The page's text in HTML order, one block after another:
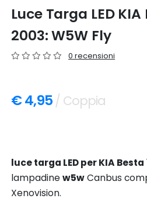
Luce Targa LED
2003: W5W Fly
0 recensioni
€ 4,95 / Coppia
luce targa LED per KIA Besta
lampadinew5wCanbus
Xenovision.